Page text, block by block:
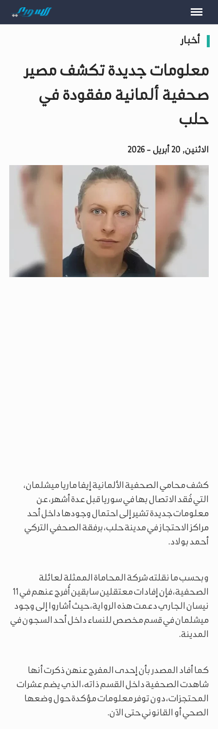
أخبار
معلومات جديدة تكشف مصير
صحفية ألمانية مفقودة في
حلب
الاثنين, 20 أبريل - 2026
كشف محامي الصحفية الألمانية إيفا ماريا ميشلمان،
التي فُقد الاتصال بها في سوريا قبل عدة أشهر، عن
معلومات جديدة تشير إلى احتمال وجودها داخل أحد
مراكز الاحتجاز في مدينة حلب، برفقة الصحفي التركي
أحمد بولاد.
وبحسب ما نقلته شركة المحاماة الممثلة لعائلة
الصحفية، فإن إفادات معتقلين سابقين أُفرج عنهم في 11
نيسان الجاري دعمت هذه الرواية، حيث أشاروا إلى وجود
ميشلمان في قسم مخصص للنساء داخل أحد السجون في
المدينة.
كما أفاد المصدر بأن إحدى المفرج عنهن ذكرت أنها
شاهدت الصحفية داخل القسم ذاته، الذي يضم عشرات
المحتجزات، دون توفر معلومات مؤكدة حول وضعها
الصحي أو القانوني حتى الآن.